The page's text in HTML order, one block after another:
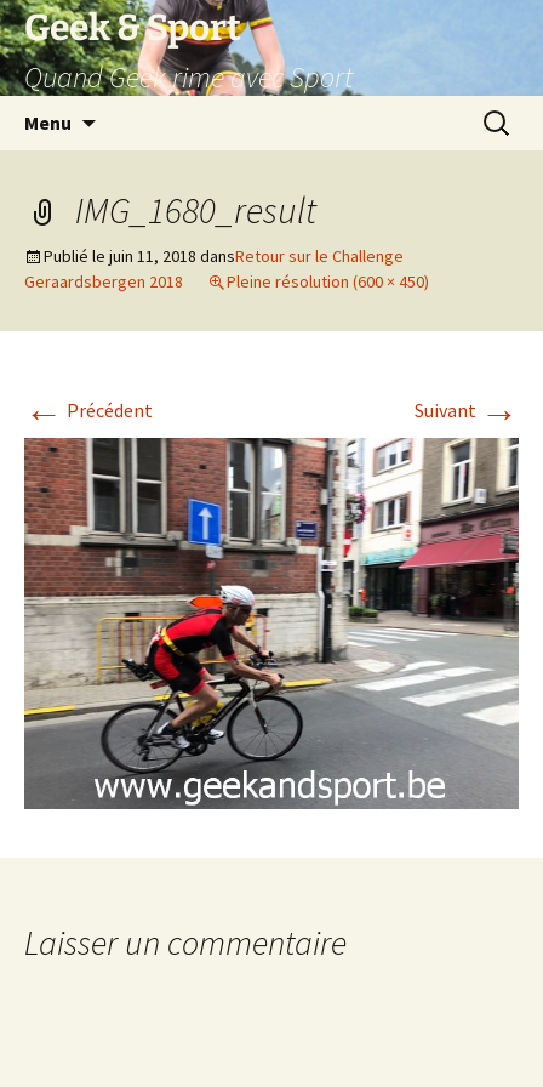
Aller
au
contenu
Geek & Sport
Quand Geek rime avec Sport
Menu
IMG_1680_result
Publié le juin 11, 2018 dansRetour sur le Challenge
Geraardsbergen 2018
Pleine résolution (600 × 450)
← Précédent Suivant →
Laisser un commentaire